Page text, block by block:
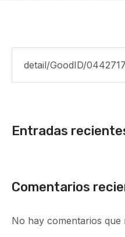
Entradas
Comentarios
No hay comentarios que